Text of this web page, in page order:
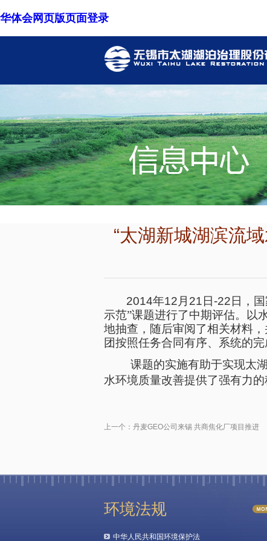
华体会网页版页面登录
“太湖新城湖滨流
2014年12 月 21 日-22 日，
示范”课题进行了中期评估。以
地抽查，随后审阅了相关材料
团按照任务合同有序、系统的
课题的实施有助于实现太
水环境质量改善提供了强有力的
上一个： 丹麦GEO公司来锡 共商焦化厂项目推进
环境法规
中华人民共和国环境保护法